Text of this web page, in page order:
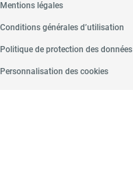
Mentions légales
Conditions générales d’utilisation
Politique de protection des données
Personnalisation des cookies